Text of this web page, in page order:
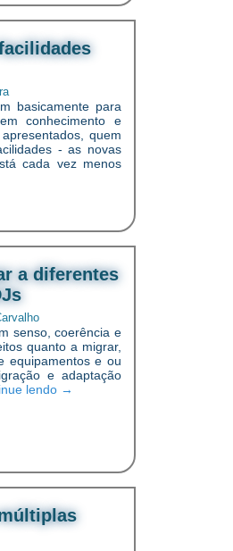
basicamente para
conhecimento e
quem
- as novas
cada vez menos
a diferentes
senso, coerência e
quanto a migrar,
equipamentos e ou
e adaptação
lendo →